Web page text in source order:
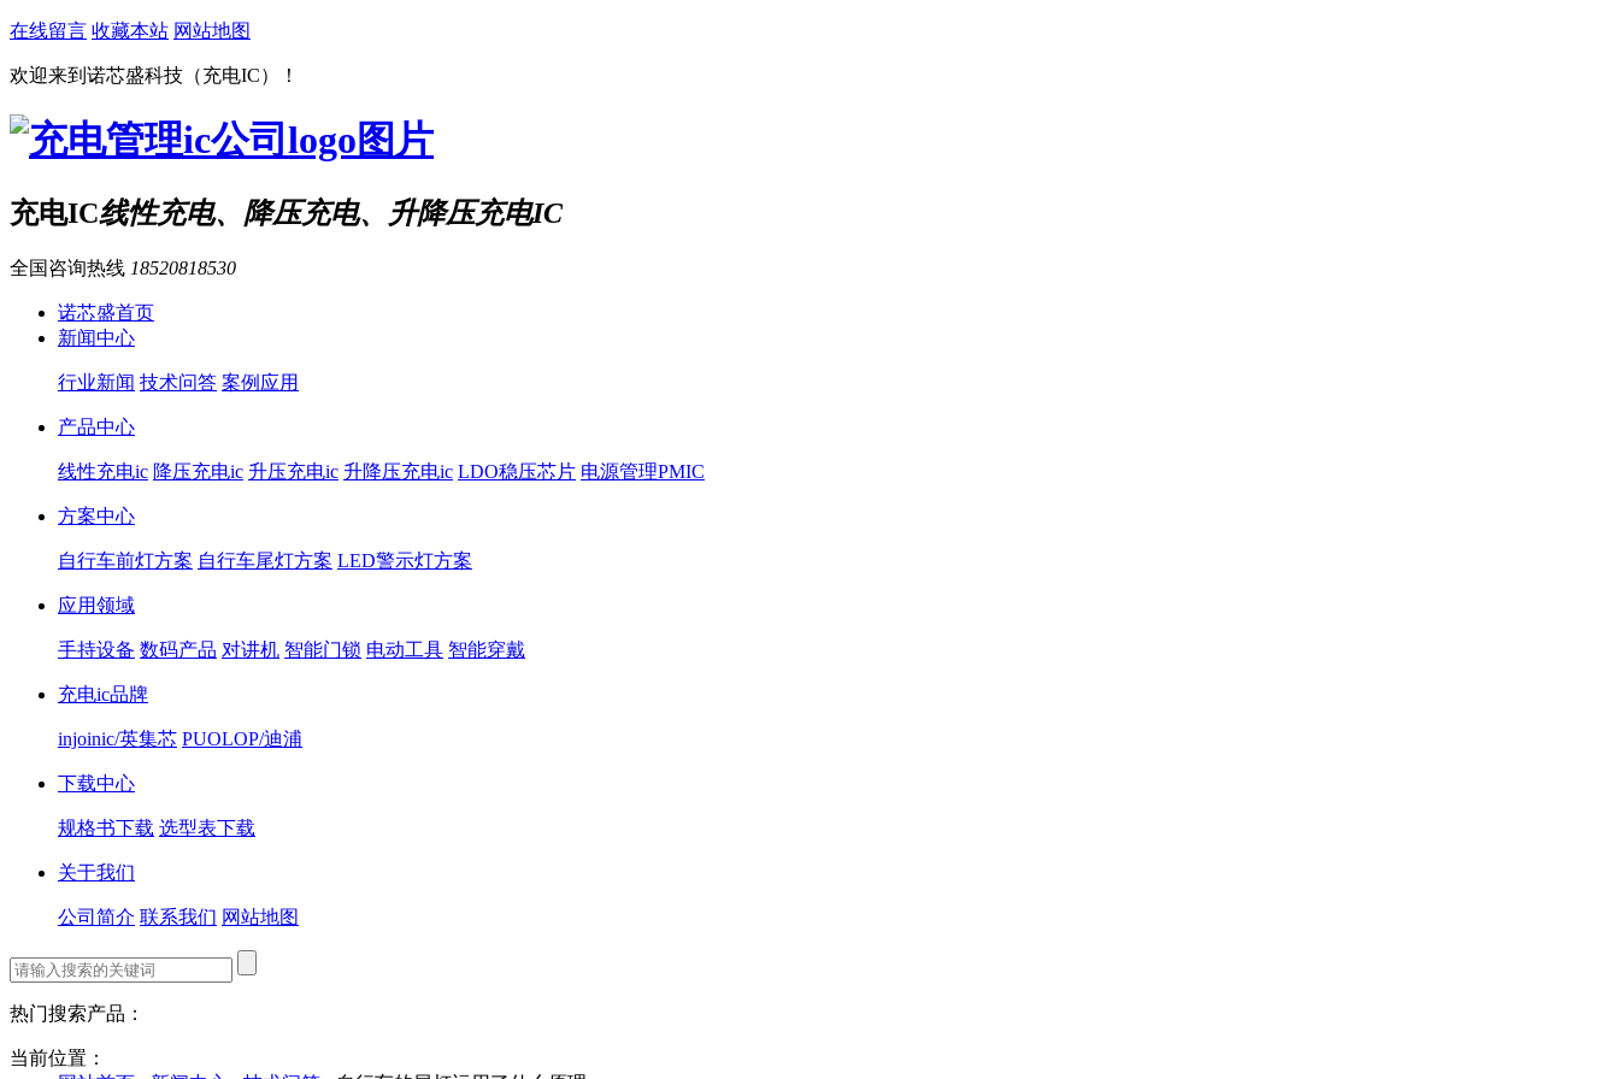
在线留言 收藏本站 网站地图
欢迎来到诺芯盛科技（充电IC）！
充电IC线性充电、降压充电、升降压充电IC
全国咨询热线 18520818530
诺芯盛首页
新闻中心
行业新闻 技术问答 案例应用
产品中心
线性充电ic 降压充电ic 升压充电ic 升降压充电ic LDO稳压芯片 电源管理PMIC
方案中心
自行车前灯方案 自行车尾灯方案 LED警示灯方案
应用领域
手持设备 数码产品 对讲机 智能门锁 电动工具 智能穿戴
充电ic品牌
injoinic/英集芯 PUOLOP/迪浦
下载中心
规格书下载 选型表下载
关于我们
公司简介 联系我们 网站地图
热门搜索产品：
当前位置：